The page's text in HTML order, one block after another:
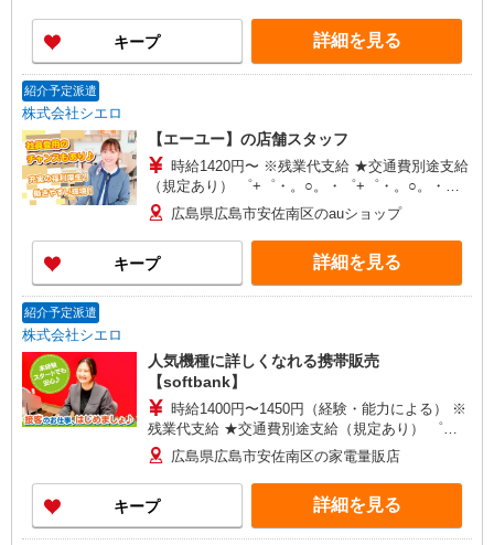
頂くと, インセンティブ支給(規定有) ★月2回払
い・週払い可能（規程有）★ ゜・。○。・゜
+゜・。○。・゜+゜
キープ 詳細を見る
紹介予定派遣
株式会社シエロ
【エーユー】の店舗スタッフ
時給1420円〜 ※残業代支給 ★交通費別途支給
（規定あり） ゜+゜・。○。・゜+゜・。○。・゜
+゜ 入社祝い金10万円支給(規定有) お友達を紹介
頂くと, インセンティブ支給(規定有) ★月2回払
い・週払い可能（規程有）★ ゜・。○。・゜
+゜・。○。・゜+゜
広島県広島市安佐南区のauショップ
キープ 詳細を見る
紹介予定派遣
株式会社シエロ
人気機種に詳しくなれる携帯販売
【softbank】
時給1400円〜1450円（経験・能力による） ※
残業代支給 ★交通費別途支給（規定あり） ゜
+゜・。○。・゜+゜・。○。・゜+゜ 入社祝い金10
万円支給(規定有) お友達を紹介頂くと, インセンテ
ィブ支給(規定有) ★月2回払い・週払い可能（規程
有）★ ゜・。○。・゜+゜・。○。・゜+゜
広島県広島市安佐南区の家電量販店
キープ 詳細を見る